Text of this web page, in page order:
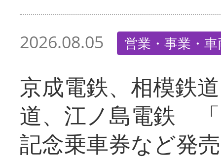
2026.08.05 営業・事業・
京成電鉄、相模鉄
道、江ノ島電鉄
記念乗車券など発売